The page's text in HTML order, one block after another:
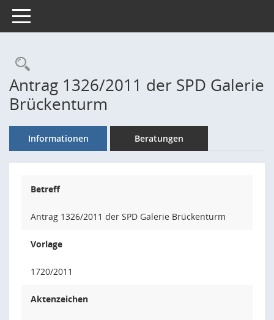
Toggle navigation
Rechercheauswahl
Antrag 1326/2011 der SPD Galerie
Brückenturm
Informationen Beratungen
Betreff
Antrag 1326/2011 der SPD Galerie Brückenturm
Vorlage
1720/2011
Aktenzeichen